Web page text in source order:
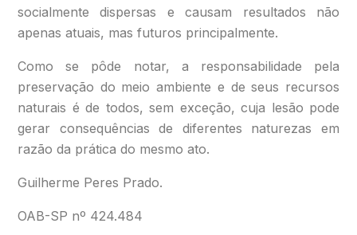
socialmente dispersas e causam resultados não
apenas atuais, mas futuros principalmente.
Como se pôde notar, a responsabilidade pela
preservação do meio ambiente e de seus recursos
naturais é de todos, sem exceção, cuja lesão pode
gerar consequências de diferentes naturezas em
razão da prática do mesmo ato.
Guilherme Peres Prado.
OAB-SP nº 424.484